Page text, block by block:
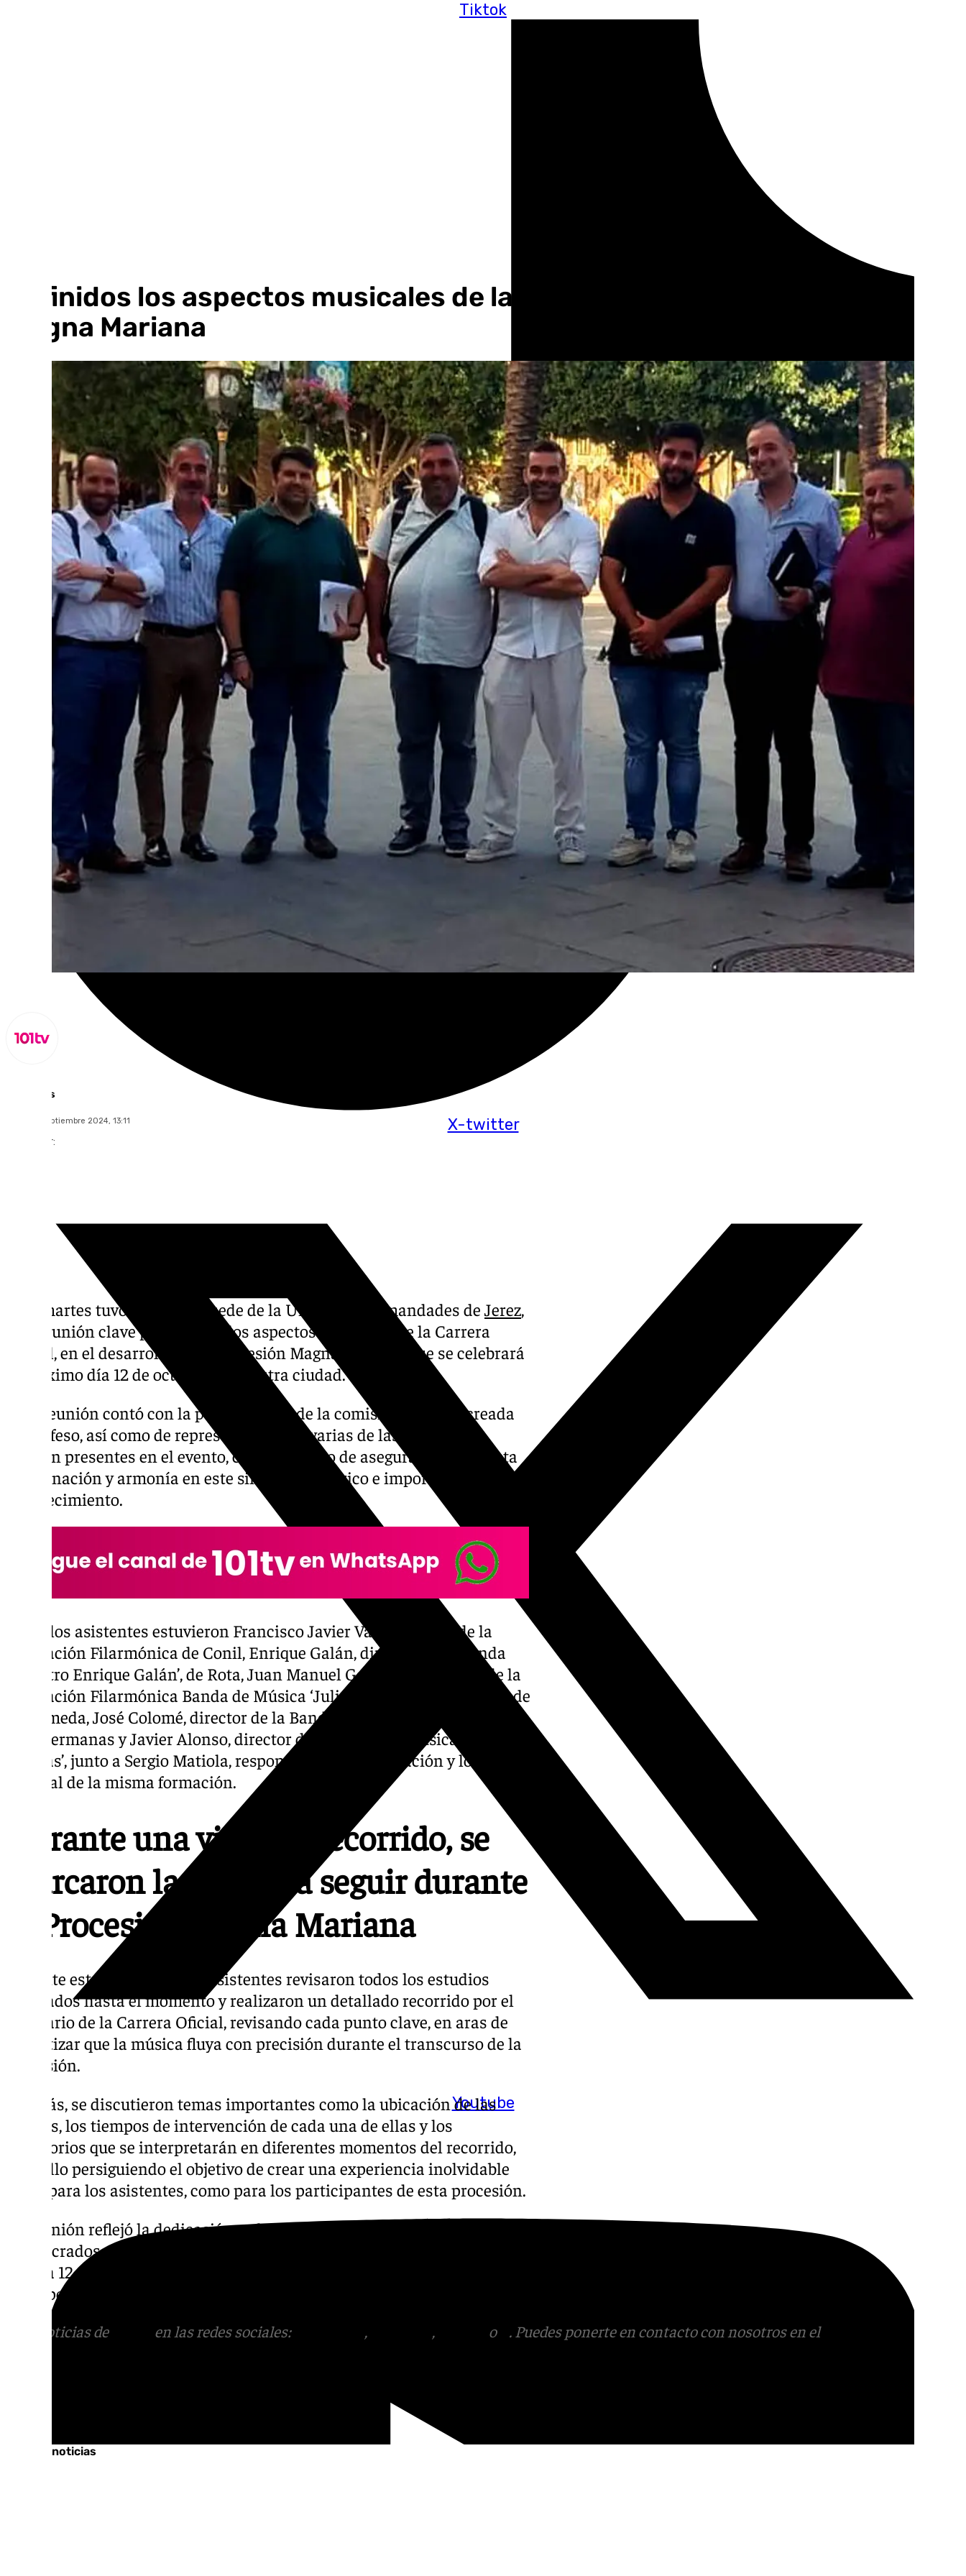
Tiktok
X-twitter
Youtube
Definidos los aspectos musicales de la Carrera Oficial para la Procesión
Magna Mariana
Lynx Devs
jueves, 5 septiembre 2024, 13:11
Compartir:
Este martes tuvo lugar en la sede de la Unión de Hermandades de Jerez,
una reunión clave para definir los aspectos musicales de la Carrera
Oficial, en el desarrollo de la Procesión Magna Mariana que se celebrará
el próximo día 12 de octubre en nuestra ciudad.
Esta reunión contó con la participación de la comisión musical creada
ex profeso, así como de representantes de varias de las bandas que
estarán presentes en el evento, con el objetivo de asegurar una perfecta
coordinación y armonía en este sin duda histórico e importante
acontecimiento.
Entre los asistentes estuvieron Francisco Javier Valle, director de la
Asociación Filarmónica de Conil, Enrique Galán, director de la Banda
‘Maestro Enrique Galán’, de Rota, Juan Manuel Gallego, presidente de la
Asociación Filarmónica Banda de Música ‘Julián Cerdán’, de Sanlúcar de
Barrameda, José Colomé, director de la Banda de Música ‘Santa Ana’, de
Dos Hermanas y Javier Alonso, director de la Banda de Música ‘Maestro
Dueñas’, junto a Sergio Matiola, responsable de coordinación y logística
musical de la misma formación.
Durante una visita al recorrido, se
marcaron las claves a seguir durante
la Procesión Magna Mariana
Durante este encuentro, los asistentes revisaron todos los estudios
realizados hasta el momento y realizaron un detallado recorrido por el
itinerario de la Carrera Oficial, revisando cada punto clave, en aras de
garantizar que la música fluya con precisión durante el transcurso de la
procesión.
Además, se discutieron temas importantes como la ubicación de las
bandas, los tiempos de intervención de cada una de ellas y los
repertorios que se interpretarán en diferentes momentos del recorrido,
todo ello persiguiendo el objetivo de crear una experiencia inolvidable
tanto para los asistentes, como para los participantes de esta procesión.
La reunión reflejó la dedicación y el compromiso de todos los
involucrados, para asegurar finalmente que la Procesión Magna Mariana
del día 12 de octubre será un éxito rotundo, con la música desempeñando
un papel fundamental en la solemnidad y esplendor de la cita.
Más noticias de en las redes sociales: , , o
. Puedes ponerte en contacto con nosotros en el
Últimas noticias